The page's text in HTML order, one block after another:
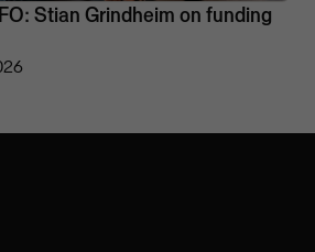
Stian Grindheim on funding